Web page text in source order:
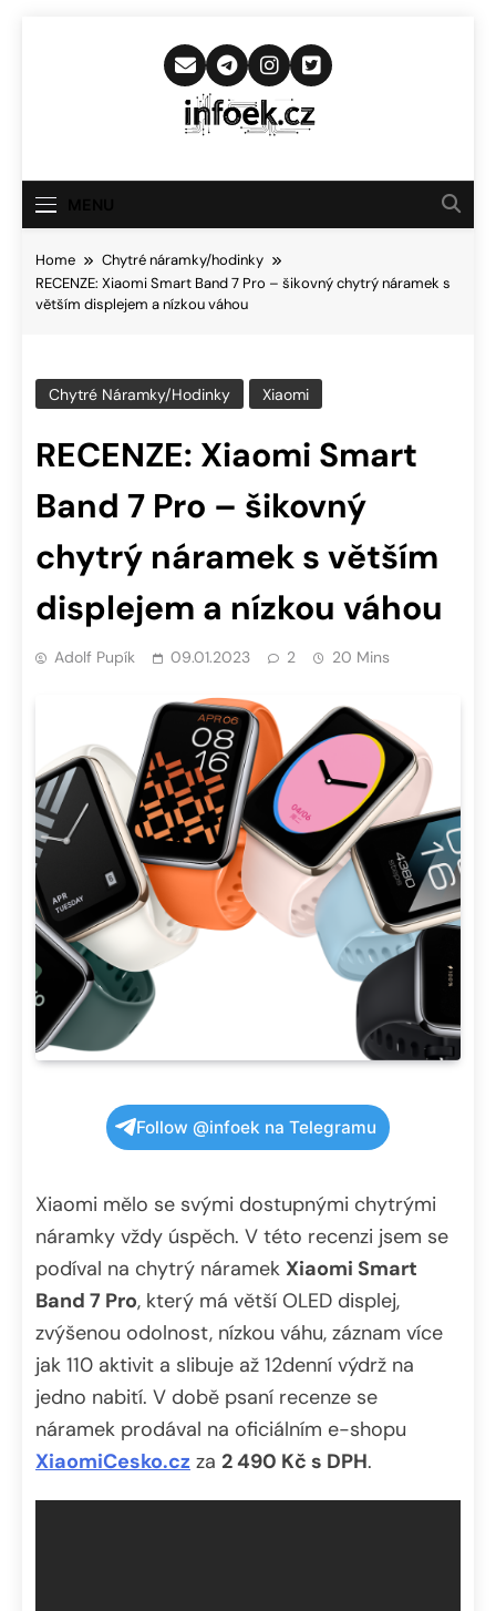
Infoek.cz
Novinkám
Home
Chytré náramky/hodinky
RECENZE: Xiaomi Smart Band 7 Pro – šikovný chytrý náramek s
větším displejem a nízkou váhou
Chytré Náramky/hodinky Xiaomi
RECENZE: Xiaomi Smart
Band 7 Pro – šikovný
chytrý náramek s větším
displejem a nízkou váhou
Adolf Pupík 09.01.2023 2 20 Mins
Follow @infoek na Telegramu
Xiaomi mělo se svými dostupnými chytrými
náramky vždy úspěch. V této recenzi jsem se
podíval na chytrý náramek Xiaomi Smart
Band 7 Pro, který má větší OLED displej,
zvýšenou odolnost, nízkou váhu, záznam více
jak 110 aktivit a slibuje až 12denní výdrž na
jedno nabití. V době psaní recenze se
náramek prodával na oficiálním e-shopu
XiaomiCesko.cz za 2 490 Kč s DPH.